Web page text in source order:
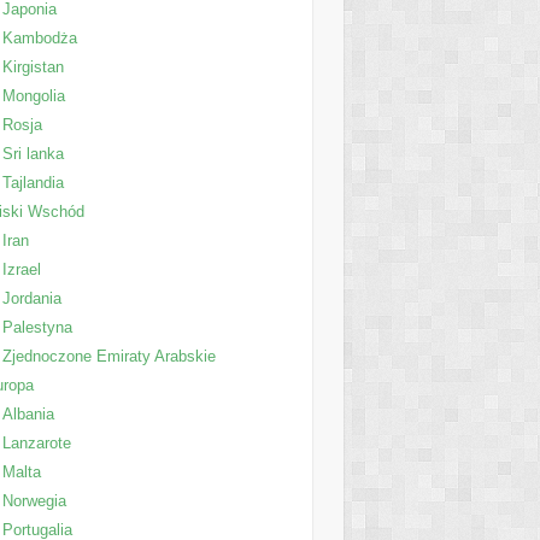
Japonia
Kambodża
Kirgistan
Mongolia
Rosja
Sri lanka
Tajlandia
Wschód
Iran
Izrael
Jordania
Palestyna
Zjednoczone Emiraty Arabskie
Albania
Lanzarote
Malta
Norwegia
Portugalia